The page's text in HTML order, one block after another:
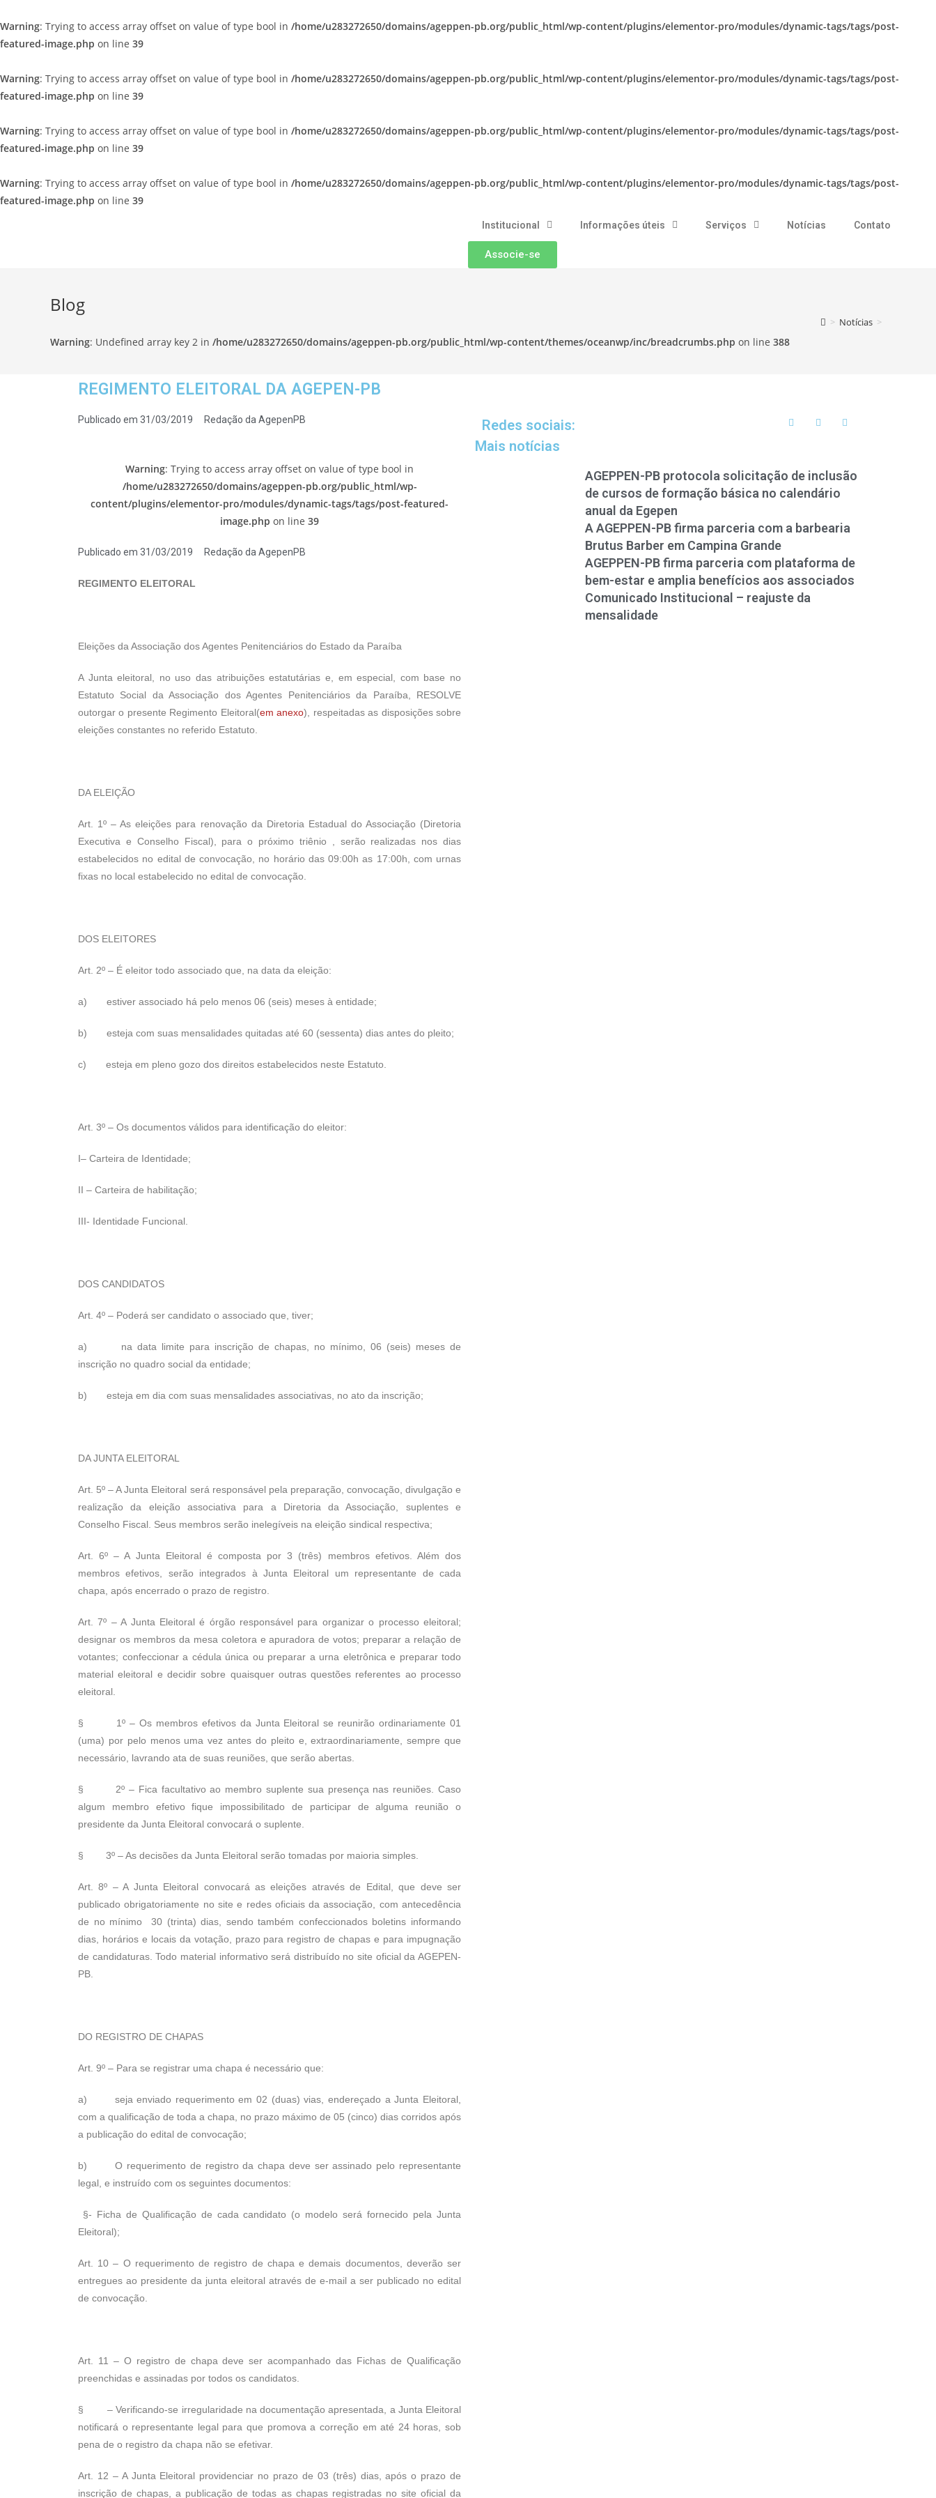
Warning: Trying to access array offset on value of type bool in /home/u283272650/domains/ageppen-pb.org/public_html/wp-content/plugins/elementor-pro/modules/dynamic-tags/tags/post-
featured-image.php on line 39
Warning: Trying to access array offset on value of type bool in /home/u283272650/domains/ageppen-pb.org/public_html/wp-content/plugins/elementor-pro/modules/dynamic-tags/tags/post-
featured-image.php on line 39
Warning: Trying to access array offset on value of type bool in /home/u283272650/domains/ageppen-pb.org/public_html/wp-content/plugins/elementor-pro/modules/dynamic-tags/tags/post-
featured-image.php on line 39
Warning: Trying to access array offset on value of type bool in /home/u283272650/domains/ageppen-pb.org/public_html/wp-content/plugins/elementor-pro/modules/dynamic-tags/tags/post-
featured-image.php on line 39
Institucional Informações úteis Serviços Notícias Contato
Associe-se
Blog
Warning: Undefined array key 2 in /home/u283272650/domains/ageppen-pb.org/public_html/wp-content/themes/oceanwp/inc/breadcrumbs.php on line 388
> Notícias >
REGIMENTO ELEITORAL DA AGEPEN-PB
Publicado em 31/03/2019 Redação da AgepenPB
Warning: Trying to access array offset on value of type bool in
/home/u283272650/domains/ageppen-pb.org/public_html/wp-
content/plugins/elementor-pro/modules/dynamic-tags/tags/post-featured-
image.php on line 39
Publicado em 31/03/2019 Redação da AgepenPB
REGIMENTO ELEITORAL
Eleições da Associação dos Agentes Penitenciários do Estado da Paraíba
A Junta eleitoral, no uso das atribuições estatutárias e, em especial, com base no
Estatuto Social da Associação dos Agentes Penitenciários da Paraíba, RESOLVE
outorgar o presente Regimento Eleitoral(em anexo), respeitadas as disposições sobre
eleições constantes no referido Estatuto.
DA ELEIÇÃO
Art. 1º – As eleições para renovação da Diretoria Estadual do Associação (Diretoria
Executiva e Conselho Fiscal), para o próximo triênio , serão realizadas nos dias
estabelecidos no edital de convocação, no horário das 09:00h as 17:00h, com urnas
fixas no local estabelecido no edital de convocação.
DOS ELEITORES
Art. 2º – É eleitor todo associado que, na data da eleição:
a) estiver associado há pelo menos 06 (seis) meses à entidade;
b) esteja com suas mensalidades quitadas até 60 (sessenta) dias antes do pleito;
c) esteja em pleno gozo dos direitos estabelecidos neste Estatuto.
Art. 3º – Os documentos válidos para identificação do eleitor:
I– Carteira de Identidade;
II – Carteira de habilitação;
III- Identidade Funcional.
DOS CANDIDATOS
Art. 4º – Poderá ser candidato o associado que, tiver;
a) na data limite para inscrição de chapas, no mínimo, 06 (seis) meses de
inscrição no quadro social da entidade;
b) esteja em dia com suas mensalidades associativas, no ato da inscrição;
DA JUNTA ELEITORAL
Art. 5º – A Junta Eleitoral será responsável pela preparação, convocação, divulgação e
realização da eleição associativa para a Diretoria da Associação, suplentes e
Conselho Fiscal. Seus membros serão inelegíveis na eleição sindical respectiva;
Art. 6º – A Junta Eleitoral é composta por 3 (três) membros efetivos. Além dos
membros efetivos, serão integrados à Junta Eleitoral um representante de cada
chapa, após encerrado o prazo de registro.
Art. 7º – A Junta Eleitoral é órgão responsável para organizar o processo eleitoral;
designar os membros da mesa coletora e apuradora de votos; preparar a relação de
votantes; confeccionar a cédula única ou preparar a urna eletrônica e preparar todo
material eleitoral e decidir sobre quaisquer outras questões referentes ao processo
eleitoral.
§ 1º – Os membros efetivos da Junta Eleitoral se reunirão ordinariamente 01
(uma) por pelo menos uma vez antes do pleito e, extraordinariamente, sempre que
necessário, lavrando ata de suas reuniões, que serão abertas.
§ 2º – Fica facultativo ao membro suplente sua presença nas reuniões. Caso
algum membro efetivo fique impossibilitado de participar de alguma reunião o
presidente da Junta Eleitoral convocará o suplente.
§ 3º – As decisões da Junta Eleitoral serão tomadas por maioria simples.
Art. 8º – A Junta Eleitoral convocará as eleições através de Edital, que deve ser
publicado obrigatoriamente no site e redes oficiais da associação, com antecedência
de no mínimo 30 (trinta) dias, sendo também confeccionados boletins informando
dias, horários e locais da votação, prazo para registro de chapas e para impugnação
de candidaturas. Todo material informativo será distribuído no site oficial da AGEPEN-
PB.
DO REGISTRO DE CHAPAS
Art. 9º – Para se registrar uma chapa é necessário que:
a) seja enviado requerimento em 02 (duas) vias, endereçado a Junta Eleitoral,
com a qualificação de toda a chapa, no prazo máximo de 05 (cinco) dias corridos após
a publicação do edital de convocação;
b) O requerimento de registro da chapa deve ser assinado pelo representante
legal, e instruído com os seguintes documentos:
§- Ficha de Qualificação de cada candidato (o modelo será fornecido pela Junta
Eleitoral);
Art. 10 – O requerimento de registro de chapa e demais documentos, deverão ser
entregues ao presidente da junta eleitoral através de e-mail a ser publicado no edital
de convocação.
Art. 11 – O registro de chapa deve ser acompanhado das Fichas de Qualificação
preenchidas e assinadas por todos os candidatos.
§ – Verificando-se irregularidade na documentação apresentada, a Junta Eleitoral
notificará o representante legal para que promova a correção em até 24 horas, sob
pena de o registro da chapa não se efetivar.
Art. 12 – A Junta Eleitoral providenciar no prazo de 03 (três) dias, após o prazo de
inscrição de chapas, a publicação de todas as chapas registradas no site oficial da
Redes sociais:
Mais notícias
AGEPPEN-PB protocola solicitação de inclusão
de cursos de formação básica no calendário
anual da Egepen
A AGEPPEN-PB firma parceria com a barbearia
Brutus Barber em Campina Grande
AGEPPEN-PB firma parceria com plataforma de
bem-estar e amplia benefícios aos associados
Comunicado Institucional – reajuste da
mensalidade